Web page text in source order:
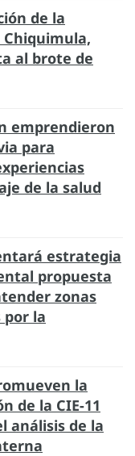
de la
al brote de
emprendieron
para
de la salud
estrategia
propuesta
zonas
por la
la
de la CIE-11
análisis de la